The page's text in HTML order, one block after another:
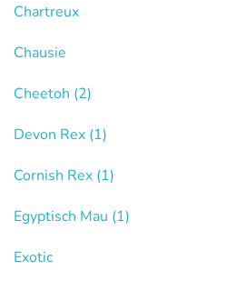
Chartreux
Chausie
Cheetoh (2)
Devon Rex (1)
Cornish Rex (1)
Egyptisch Mau (1)
Exotic